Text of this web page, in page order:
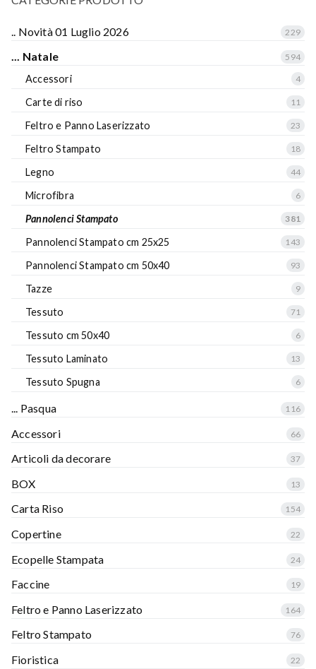
.. Novità 01 Luglio 2026 229
... Natale 594
Accessori 4
Carte di riso 11
Feltro e Panno Laserizzato 23
Feltro Stampato 18
Legno 44
Microfibra 6
Pannolenci Stampato 381
Pannolenci Stampato cm 25x25 143
Pannolenci Stampato cm 50x40 93
Tazze 9
Tessuto 71
Tessuto cm 50x40 6
Tessuto Laminato 13
Tessuto Spugna 6
... Pasqua 116
Accessori 66
Articoli da decorare 37
BOX 13
Carta Riso 154
Copertine 22
Ecopelle Stampata 24
Faccine 19
Feltro e Panno Laserizzato 164
Feltro Stampato 76
Fioristica 22